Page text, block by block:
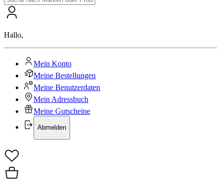
Hallo,
Mein Konto
Meine Bestellungen
Meine Benutzerdaten
Mein Adressbuch
Meine Gutscheine
Abmelden